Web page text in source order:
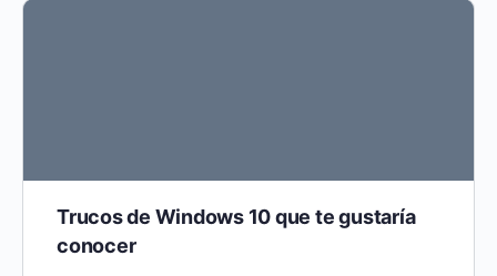
Trucos de Windows 10 que te gustaría
conocer